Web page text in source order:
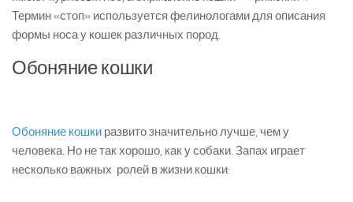
Термин «стоп» используется фелинологами для описания
формы носа у кошек различных пород.
Обоняние кошки
Обоняние кошки развито значительно лучше, чем у
человека. Но не так хорошо, как у собаки. Запах играет
несколько важных ролей в жизни кошки: